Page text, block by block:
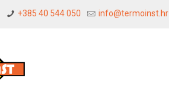
+385 40 544 050 info@termoinst.hr